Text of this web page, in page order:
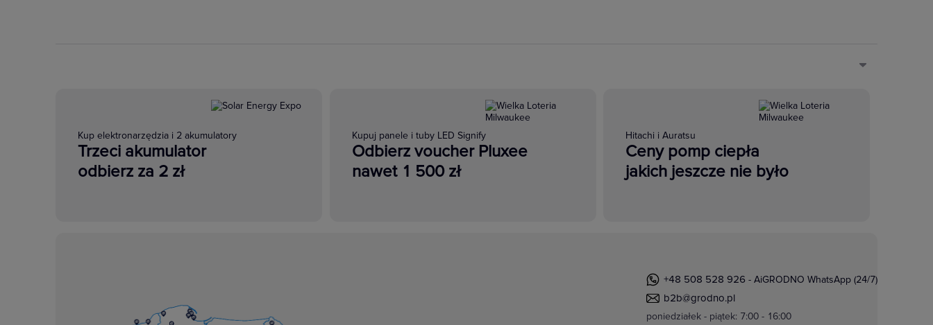
Kup elektronarzędzia i 2 akumulatory
Trzeci akumulator
odbierz za 2 zł
Kupuj panele i tuby LED Signify
Odbierz voucher Pluxee
nawet 1 500 zł
Hitachi i Auratsu
Ceny pomp ciepła
jakich jeszcze nie było
+48 508 528 926 - AiGRODNO WhatsApp (24/7)
b2b@grodno.pl
poniedziałek - piątek: 7:00 - 16:00